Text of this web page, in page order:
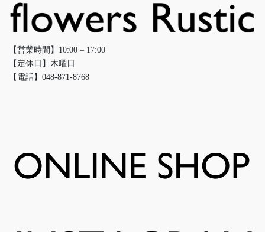
【営業時間】10:00 – 17:00
【定休日】木曜日
【電話】048-871-8768